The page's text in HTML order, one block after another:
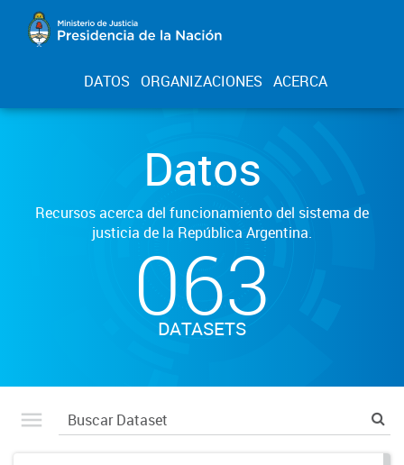
DATOS ORGANIZACIONES ACERCA
Datos
Recursos acerca del funcionamiento del sistema de
justicia de la República Argentina.
063
DATASETS